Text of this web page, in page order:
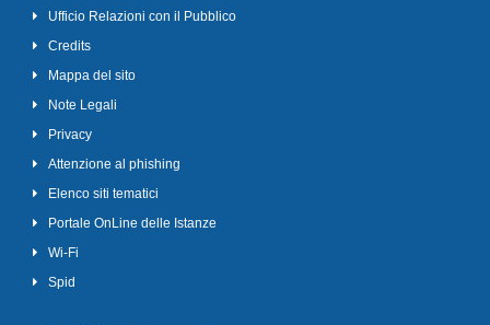
Ufficio Relazioni con il Pubblico
Credits
Mappa del sito
Note Legali
Privacy
Attenzione al phishing
Elenco siti tematici
Portale OnLine delle Istanze
Wi-Fi
Spid